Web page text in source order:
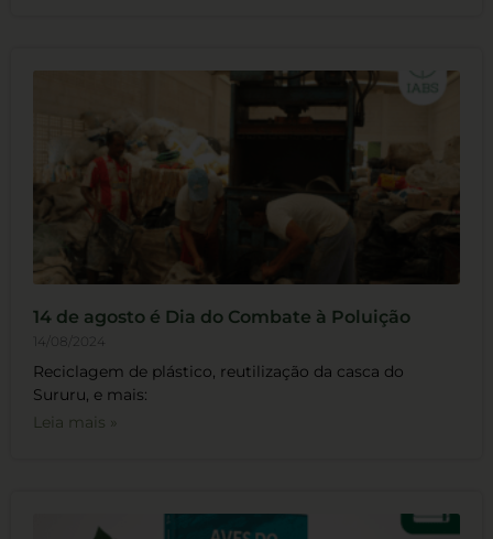
14 de agosto é Dia do Combate à Poluição
14/08/2024
Reciclagem de plástico, reutilização da casca do
Sururu, e mais:
Leia mais »